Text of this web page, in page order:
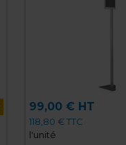
99,00 € HT
118,80 € TTC
l'unité